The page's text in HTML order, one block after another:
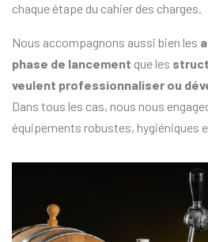
chaque étape du cahier des charges.
Nous accompagnons aussi bien les
phase de lancement que les
veulent professionnaliser ou
Dans tous les cas, nous nous
équipements robustes, hygiéniques